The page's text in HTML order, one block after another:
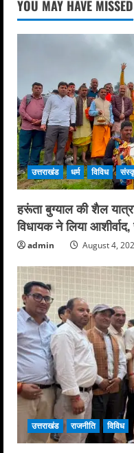
YOU MAY HAVE MISSED
उत्तराखंड धर्म विविध
हरूंता बुग्याल की शैल
विधायक ने लिया
admin August 4,
उत्तराखंड राजनीति विविध